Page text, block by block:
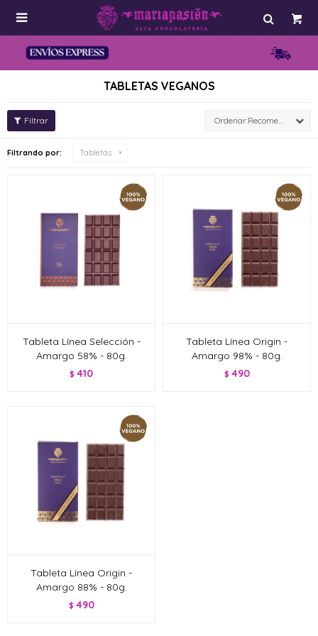

TABLETAS VEGANOS
Recomendados
Filtrando por: Tabletas
Tableta Línea Selección -
Amargo 58% - 80g.
$ 410
Tableta Línea Origin -
Amargo 98% - 80g.
$ 490
Tableta Línea Origin -
Amargo 88% - 80g.
$ 490